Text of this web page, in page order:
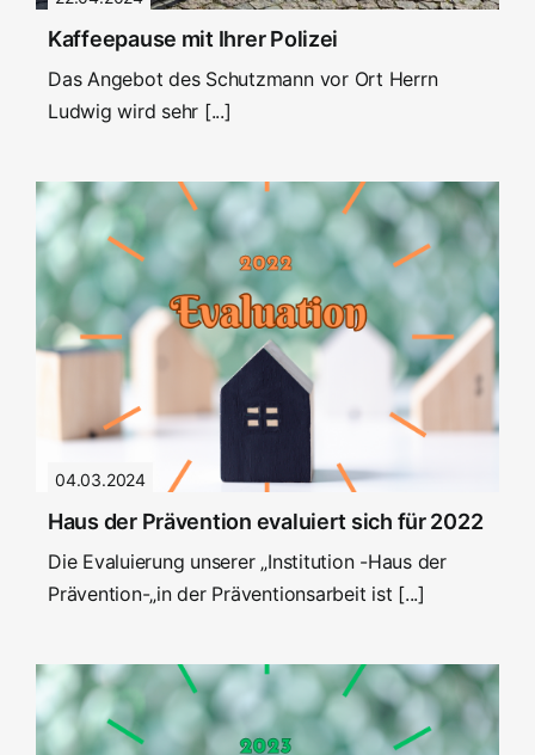
Kaffeepause mit Ihrer Polizei
Das Angebot des Schutzmann vor Ort Herrn
Ludwig wird sehr [...]
04.03.2024
Haus der Prävention evaluiert sich für 2022
Die Evaluierung unserer „Institution -Haus der
Prävention-„in der Präventionsarbeit ist [...]